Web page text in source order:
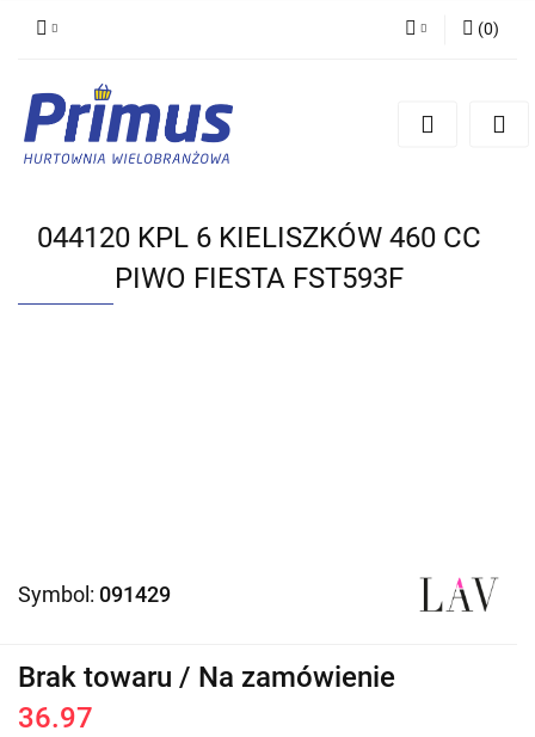
Zarejestruj się
(0)
044120 KPL 6 KIELISZKÓW 460 CC
PIWO FIESTA FST593F
Symbol: 091429
Brak towaru / Na zamówienie
36.97